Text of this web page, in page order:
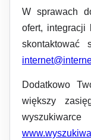
W sprawach
ofert, integracji
Dodatkowo
większy